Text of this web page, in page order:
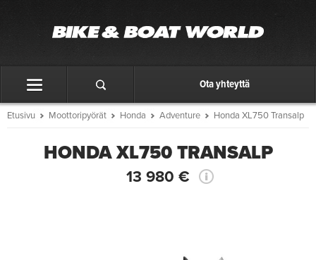
Ota yhteyttä
Etusivu Moottoripyörät Honda Adventure Honda XL750 Transalp
HONDA XL750 TRANSALP
13 980 €